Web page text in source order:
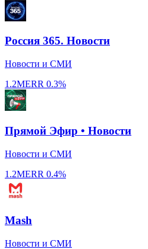
Россия 365. Новости
Новости и СМИ
1.2MERR 0.3%
Прямой Эфир • Новости
Новости и СМИ
1.2MERR 0.4%
Mash
Новости и СМИ